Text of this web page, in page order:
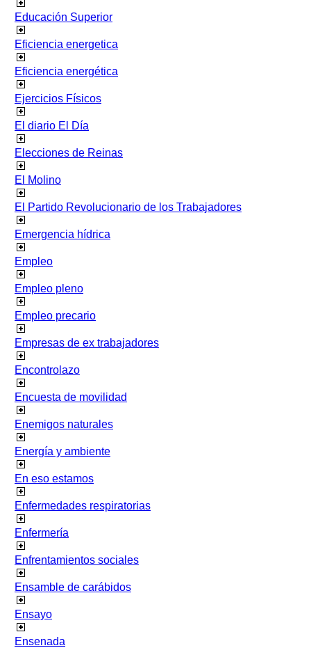
Educación Superior
Eficiencia energetica
Eficiencia energética
Ejercicios Físicos
El diario El Día
Elecciones de Reinas
El Molino
El Partido Revolucionario de los Trabajadores
Emergencia hídrica
Empleo
Empleo pleno
Empleo precario
Empresas de ex trabajadores
Encontrolazo
Encuesta de movilidad
Enemigos naturales
Energía y ambiente
En eso estamos
Enfermedades respiratorias
Enfermería
Enfrentamientos sociales
Ensamble de carábidos
Ensayo
Ensenada